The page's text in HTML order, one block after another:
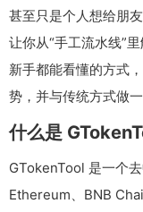
甚至只是个人想给朋
让你从“手工流水线”
新手都能看懂的方式
势，并与传统方式做
什么是
GTokenTool 是一个
Ethereum、BNB